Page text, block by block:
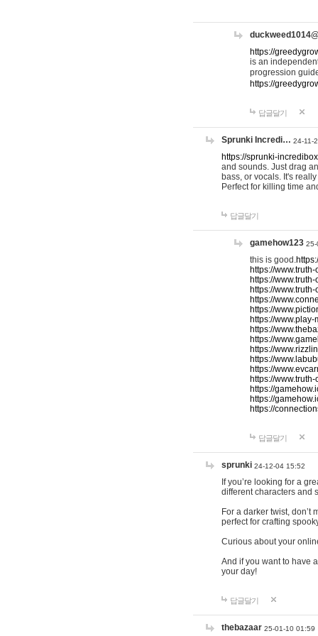
https://
is an
progression
https://
답글달기
Sprunki Incredi… 24-11-
https://sprunki-
and sounds. Just drag
bass, or vocals. It's
Perfect for killing time
답글달기
gamehow123 25-
this is good.
https://
https://
https://
https://
https://
https://
https://
https://
https://
https://
https://
https://
https://
https://
https://
답글달기
sprunki 24-12-04 15:52
If you’re looking for a
different characters and
For a darker twist, don’t
perfect for crafting
Curious about your
And if you want to have
your day!
답글달기
thebazaar 25-01-10 01:59